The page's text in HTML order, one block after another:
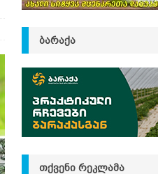
ᲑᲐᲠᲐᲥᲐ
ᲗᲥᲕᲔᲜᲘ ᲠᲔᲙᲚᲐᲛᲐ